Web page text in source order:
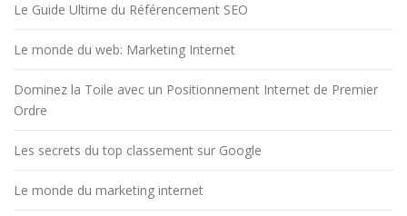
Le Guide Ultime du Référencement SEO
Le monde du web: Marketing Internet
Dominez la Toile avec un Positionnement Internet de Premier
Ordre
Les secrets du top classement sur Google
Le monde du marketing internet